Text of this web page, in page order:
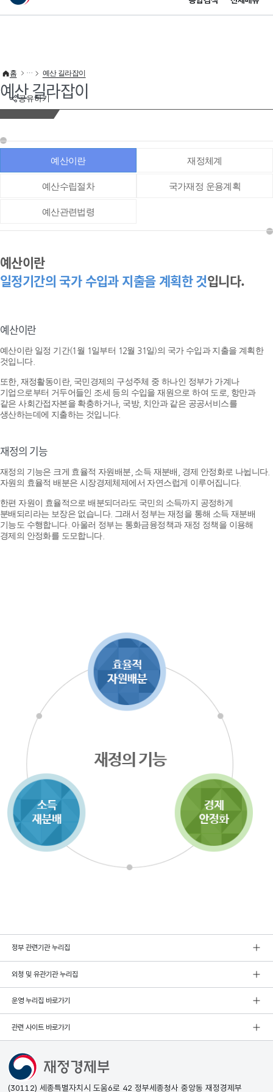
이 누리집은 대한민국 공식 전자정부 누리집입니다.
공유하기
홈 예산 길라잡이
예산 길라잡이
예산이란 재정체계
예산수립절차 국가재정 운용계획
예산관련법령
예산이란
일정기간의 국가 수입과 지출을 계획한 것입니다.
예산이란
예산이란 일정 기간(1월 1일부터 12월 31일)의 국가 수입과 지출을 계획한
것입니다.
또한, 재정활동이란, 국민경제의 구성주체 중 하나인 정부가 가계나
기업으로부터 거두어들인 조세 등의 수입을 재원으로 하여 도로, 항만과
같은 사회간접자본을 확충하거나, 국방, 치안과 같은 공공서비스를
생산하는데에 지출하는 것입니다.
재정의 기능
재정의 기능은 크게 효율적 자원배분, 소득 재분배, 경제 안정화로 나뉩니다.
자원의 효율적 배분은 시장경제체제에서 자연스럽게 이루어집니다.
한편 자원이 효율적으로 배분되더라도 국민의 소득까지 공정하게
분배되리라는 보장은 없습니다. 그래서 정부는 재정을 통해 소득 재분배
기능도 수행합니다. 아울러 정부는 통화금융정책과 재정 정책을 이용해
경제의 안정화를 도모합니다.
정부 관련기관 누리집
외청 및 유관기관 누리집
운영 누리집 바로가기
관련 사이트 바로가기
(30112) 세종특별자치시 도움6로 42 정부세종청사 중앙동 재정경제부